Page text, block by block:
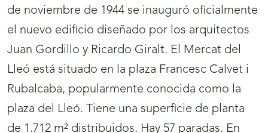
de noviembre de 1944 se inauguró oficialmente
el nuevo edificio diseñado por los arquitectos
Juan Gordillo y Ricardo Giralt. El Mercat del
Lleó está situado en la plaza Francesc Calvet i
Rubalcaba, popularmente conocida como la
plaza del Lleó. Tiene una superficie de planta
de 1.712 m² distribuidos. Hay 57 paradas. En